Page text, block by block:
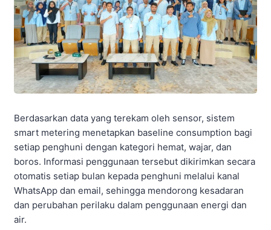
Berdasarkan data yang terekam oleh sensor, sistem
smart metering menetapkan baseline consumption bagi
setiap penghuni dengan kategori hemat, wajar, dan
boros. Informasi penggunaan tersebut dikirimkan secara
otomatis setiap bulan kepada penghuni melalui kanal
WhatsApp dan email, sehingga mendorong kesadaran
dan perubahan perilaku dalam penggunaan energi dan
air.